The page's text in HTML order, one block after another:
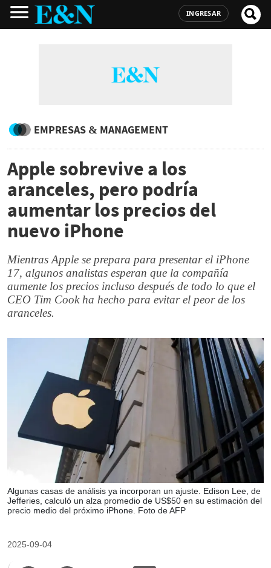
INGRESAR
EMPRESAS & MANAGEMENT
Apple sobrevive a los
aranceles, pero podría
aumentar los precios del
nuevo iPhone
Mientras Apple se prepara para presentar el iPhone
17, algunos analistas esperan que la compañía
aumente los precios incluso después de todo lo que el
CEO Tim Cook ha hecho para evitar el peor de los
aranceles.
Algunas casas de análisis ya incorporan un ajuste. Edison Lee, de
Jefferies, calculó un alza promedio de US$50 en su estimación del
precio medio del próximo iPhone. Foto de AFP
2025-09-04